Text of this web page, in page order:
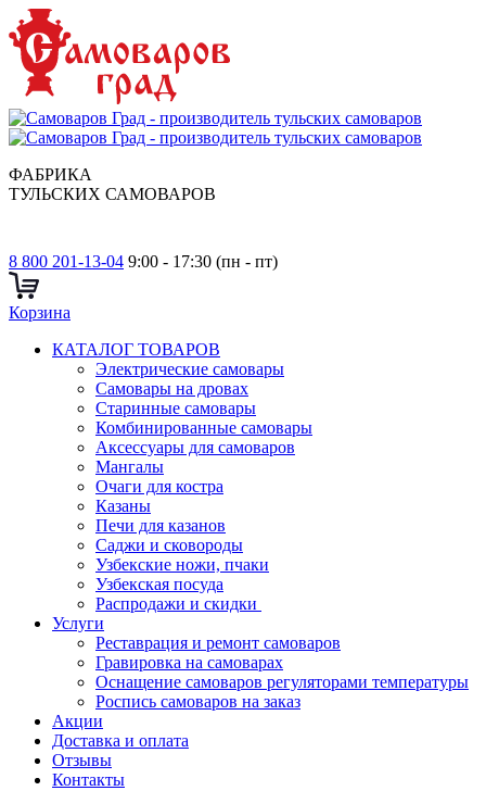
ФАБРИКА
ТУЛЬСКИХ САМОВАРОВ
8 800 201-13-04 9:00 - 17:30 (пн - пт)
Корзина
КАТАЛОГ ТОВАРОВ
Электрические самовары
Cамовары на дровах
Старинные самовары
Комбинированные самовары
Аксессуары для самоваров
Мангалы
Очаги для костра
Казаны
Печи для казанов
Саджи и сковороды
Узбекские ножи, пчаки
Узбекская посуда
Распродажи и скидки
Услуги
Реставрация и ремонт самоваров
Гравировка на самоварах
Оснащение самоваров регуляторами температуры
Роспись самоваров на заказ
Акции
Доставка и оплата
Отзывы
Контакты